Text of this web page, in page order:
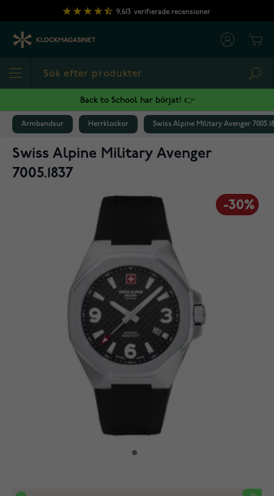
Hoppa till innehållet
9,613 verifierade recensioner
Back to School har börjat! 👉
Armbandsur Herrklockor Swiss Alpine Military Avenger
Swiss Alpine Military Avenger
7005.1837
-30%